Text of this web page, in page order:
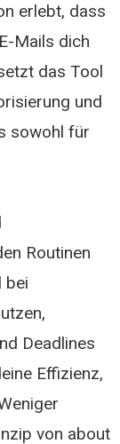
erlebt, dass
Mails dich
das Tool
und
sowohl für
Routinen
bei
Deadlines
Effizienz,
von about